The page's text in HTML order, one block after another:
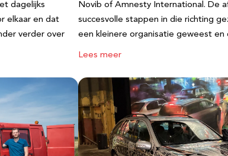
dagelijks
elkaar en dat
verder over
Novib of Amnesty International. De
succesvolle stappen in die richting
een kleinere organisatie geweest
Lees meer